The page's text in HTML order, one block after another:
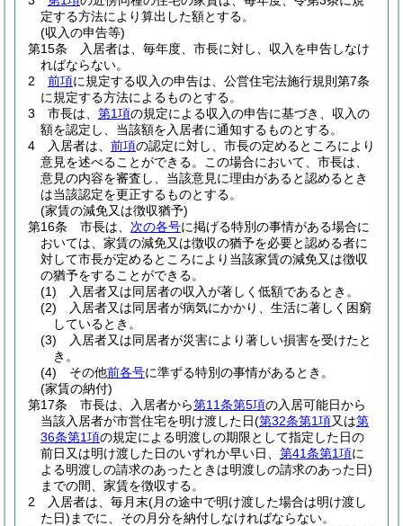
定する方法により算出した額とする。
(収入の申告等)
第15条
入居者は、毎年度、市長に対し、収入を申告しなけ
ればならない。
2
前項に規定する収入の申告は、公営住宅法施行規則第7条
に規定する方法によるものとする。
3
市長は、 第1項の規定による収入の申告に基づき、収入の
額を認定し、当該額を入居者に通知するものとする。
4
入居者は、 前項の認定に対し、市長の定めるところにより
意見を述べることができる。
この場合において、市長は、
意見の内容を審査し、当該意見に理由があると認めるとき
は当該認定を更正するものとする。
(家賃の減免又は徴収猶予)
第16条
市長は、 次の各号に掲げる特別の事情がある場合に
おいては、家賃の減免又は徴収の猶予を必要と認める者に
対して市長が定めるところにより当該家賃の減免又は徴収
の猶予をすることができる。
(1)
入居者又は同居者の収入が著しく低額であるとき。
(2)
入居者又は同居者が病気にかかり、生活に著しく困窮
しているとき。
(3)
入居者又は同居者が災害により著しい損害を受けたと
き。
(4)
その他前各号に準ずる特別の事情があるとき。
(家賃の納付)
第17条
市長は、入居者から第11条第5項の入居可能日から
当該入居者が市営住宅を明け渡した日(第32条第1項又は第
36条第1項の規定による明渡しの期限として指定した日の
前日又は明け渡した日のいずれか早い日、 第41条第1項に
よる明渡しの請求のあったときは明渡しの請求のあった日)
までの間、家賃を徴収する。
2
入居者は、毎月末(月の途中で明け渡した場合は明け渡し
た日) までに、その月分を納付しなければならない。